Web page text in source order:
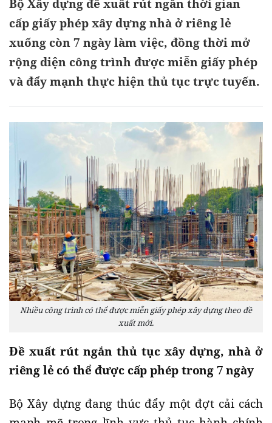
Bộ Xây dựng đề xuất rút ngắn thời gian
cấp giấy phép xây dựng nhà ở riêng lẻ
xuống còn 7 ngày làm việc, đồng thời mở
rộng diện công trình được miễn giấy phép
và đẩy mạnh thực hiện thủ tục trực tuyến.
Nhiều công trình có thể được miễn giấy phép xây dựng theo đề
xuất mới.
Đề xuất rút ngắn thủ tục xây dựng, nhà ở
riêng lẻ có thể được cấp phép trong 7 ngày
Bộ Xây dựng đang thúc đẩy một đợt cải cách